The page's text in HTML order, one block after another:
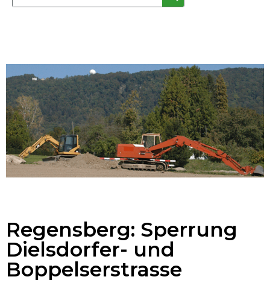
Regensberg: Sperrung
Dielsdorfer- und
Boppelserstrasse